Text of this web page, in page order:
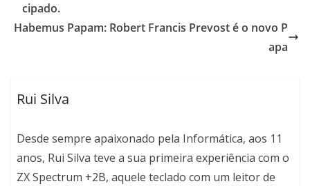
cipado.
Habemus Papam: Robert Francis Prevost é o novo P
apa
Rui Silva
Desde sempre apaixonado pela Informática, aos 11
anos, Rui Silva teve a sua primeira experiência com o
ZX Spectrum +2B, aquele teclado com um leitor de